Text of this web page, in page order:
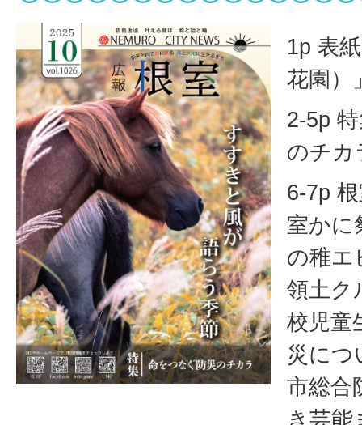
1p 表
花園）
2-5p
のチカ
6-7p
室かに
の稚エ
領土ク
校児童
災につ
市総合
き芸